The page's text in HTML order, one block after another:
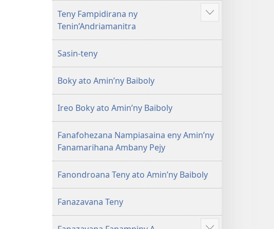
tenin’ny
Tontolo
2021)(Nohavaozina
2021)
Teny Fampidirana ny
Tenin’Andriamanitra
Hijery
kokoa
Sasin-teny
Boky ato Amin’ny Baiboly
Ireo Boky ato Amin’ny Baiboly
Fanafohezana Nampiasaina eny Amin’ny
Fanamarihana Ambany Pejy
Fanondroana Teny ato Amin’ny Baiboly
Fanazavana Teny